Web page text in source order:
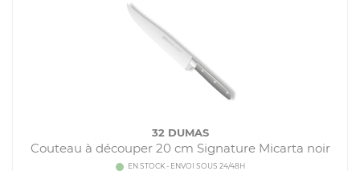
32 DUMAS
Couteau à découper 20 cm Signature Micarta noir
EN STOCK - ENVOI SOUS 24/48H